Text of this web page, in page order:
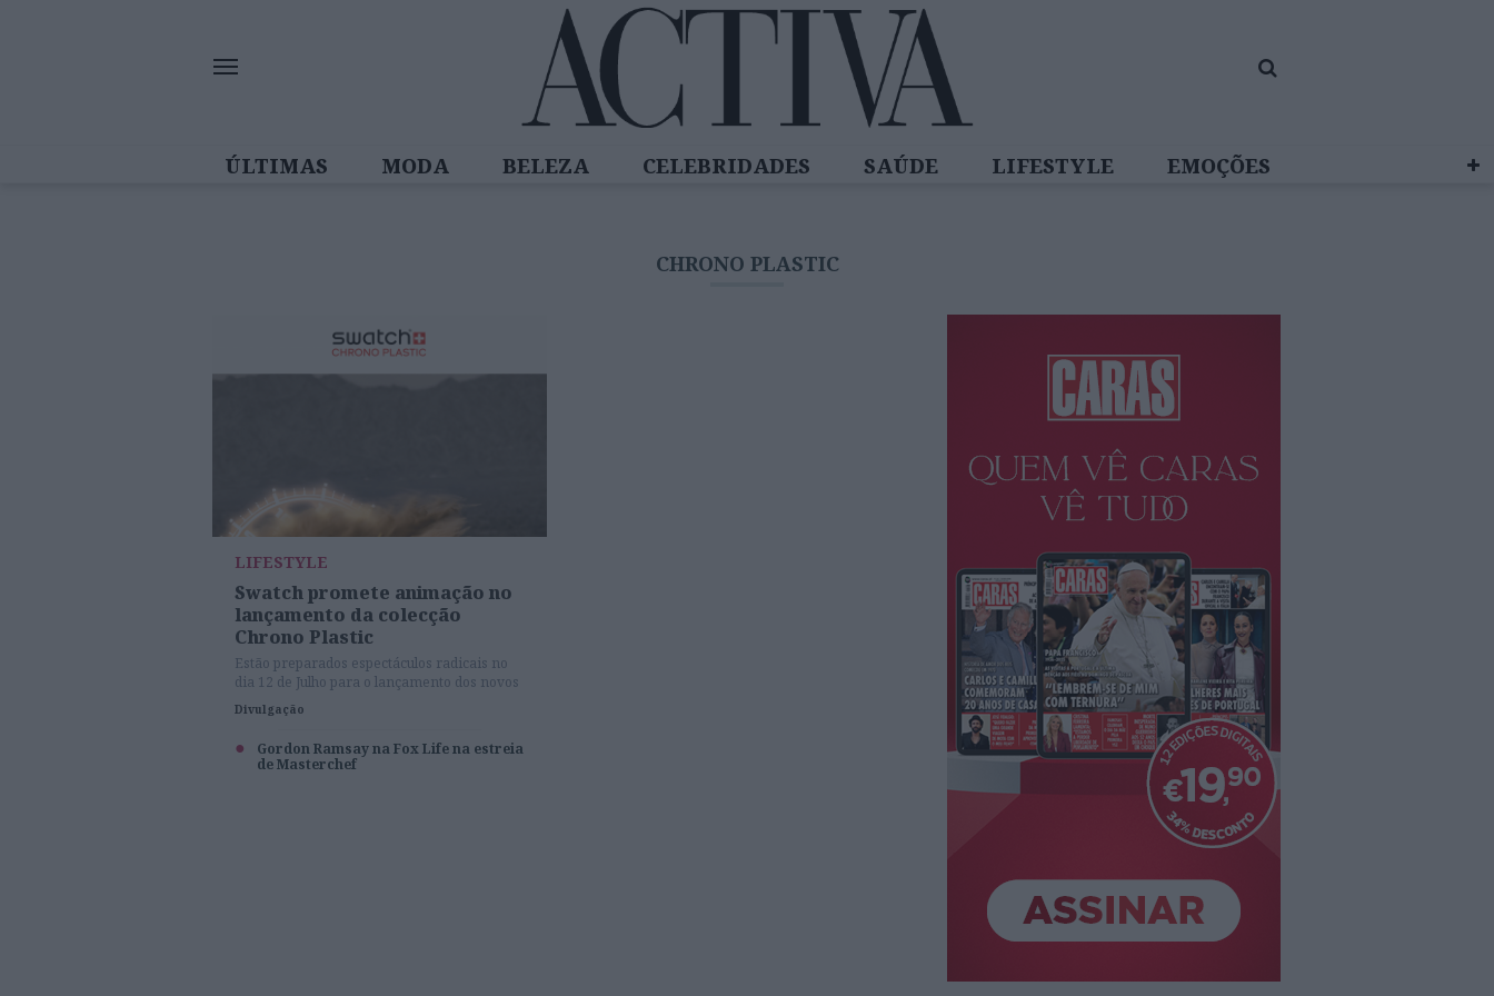
ÚLTIMAS MODA BELEZA CELEBRIDADES SAÚDE LIFESTYLE
EMOÇÕES
CHRONO PLASTIC
LIFESTYLE
Swatch promete animação no
lançamento da colecção
Chrono Plastic
Estão preparados espectáculos radicais no
dia 12 de Julho para o lançamento dos novos
relógios
Divulgação
Gordon Ramsay na Fox Life na estreia
de Masterchef